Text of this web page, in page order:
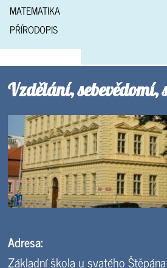
MATEMATIKA
PŘÍRODOPIS
Vzdělání, sebevědomí,
Adresa:
Základní škola u svatého Štěpána